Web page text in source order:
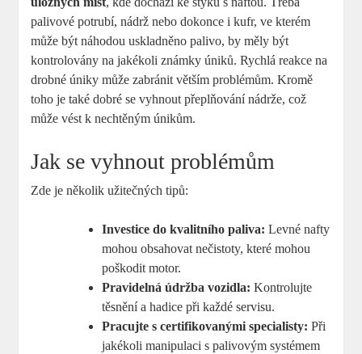
palivové potrubí, nádrž nebo dokonce i kufr, ve kterém
může být náhodou uskladněno palivo, by měly být
kontrolovány na jakékoli známky úniků. Rychlá reakce na
drobné úniky může zabránit větším problémům. Kromě
toho je také dobré se vyhnout přeplňování nádrže, což
může vést k nechtěným únikům.
Jak se vyhnout problémům
Zde je několik užitečných tipů:
Investice do kvalitního paliva: Levné nafty
mohou obsahovat nečistoty, které mohou
poškodit motor.
Pravidelná údržba vozidla: Kontrolujte
těsnění a hadice při každé servisu.
Pracujte s certifikovanými specialisty: Při
jakékoli manipulaci s palivovým systémem